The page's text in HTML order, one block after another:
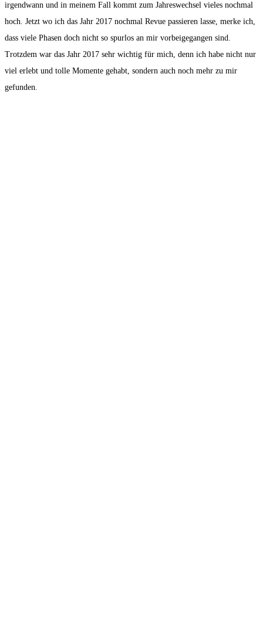
irgendwann und in meinem Fall kommt zum Jahreswechsel vieles nochmal
hoch. Jetzt wo ich das Jahr 2017 nochmal Revue passieren lasse, merke ich,
dass viele Phasen doch nicht so spurlos an mir vorbeigegangen sind.
Trotzdem war das Jahr 2017 sehr wichtig für mich, denn ich habe nicht nur
viel erlebt und tolle Momente gehabt, sondern auch noch mehr zu mir
gefunden.